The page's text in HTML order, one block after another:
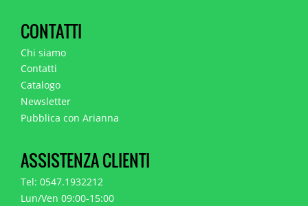
CONTATTI
Chi siamo
Contatti
Catalogo
Newsletter
Pubblica con Arianna
ASSISTENZA CLIENTI
Tel: 0547.1932212
Lun/Ven 09:00-15:00